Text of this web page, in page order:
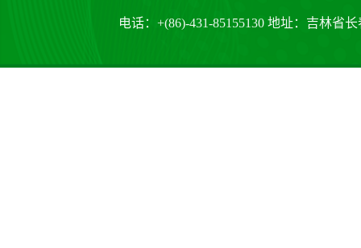
电话：+(86)-431-85155130 地址：吉林省